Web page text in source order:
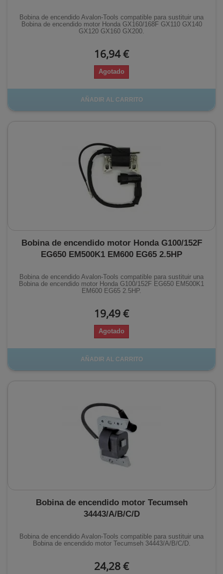
Bobina de encendido Avalon-Tools compatible para sustituir una
Bobina de encendido motor Honda GX160/168F GX110 GX140
GX120 GX160 GX200.
16,94 €
Agotado
AÑADIR AL CARRITO
Bobina de encendido motor Honda G100/152F
EG650 EM500K1 EM600 EG65 2.5HP
Bobina de encendido Avalon-Tools compatible para sustituir una
Bobina de encendido motor Honda G100/152F EG650 EM500K1
EM600 EG65 2.5HP.
19,49 €
Agotado
AÑADIR AL CARRITO
Bobina de encendido motor Tecumseh
34443/A/B/C/D
Bobina de encendido Avalon-Tools compatible para sustituir una
Bobina de encendido motor Tecumseh 34443/A/B/C/D.
24,28 €